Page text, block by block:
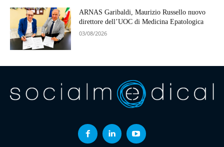
ARNAS Garibaldi, Maurizio Russello nuovo
direttore dell’UOC di Medicina Epatologica
03/08/2026